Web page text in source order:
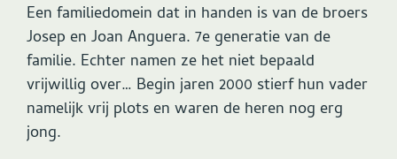
Een familiedomein dat in handen is van de broers
Josep en Joan Anguera. 7e generatie van de
familie. Echter namen ze het niet bepaald
vrijwillig over… Begin jaren 2000 stierf hun vader
namelijk vrij plots en waren de heren nog erg
jong.